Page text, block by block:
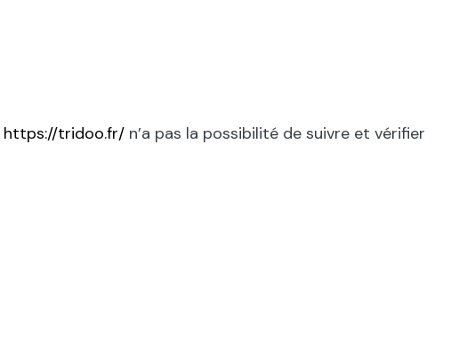
https://tridoo.fr/ n’a pas la possibilité de suivre et vérifier